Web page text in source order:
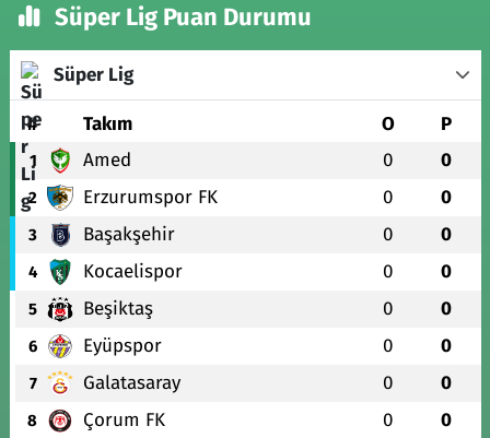
Süper Lig Puan Durumu
Süper Lig
# Takım O P
1 Amed 0 0
2 Erzurumspor FK 0 0
3 Başakşehir 0 0
4 Kocaelispor 0 0
5 Beşiktaş 0 0
6 Eyüpspor 0 0
7 Galatasaray 0 0
8 Çorum FK 0 0